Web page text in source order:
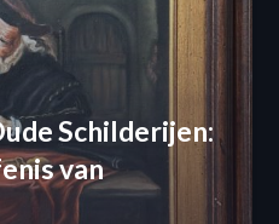
Schilderijen:
van